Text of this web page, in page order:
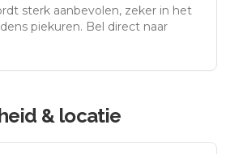
sterk aanbevolen, zeker in het
piekuren. Bel direct naar
& locatie